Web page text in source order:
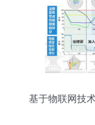
基于物联网技